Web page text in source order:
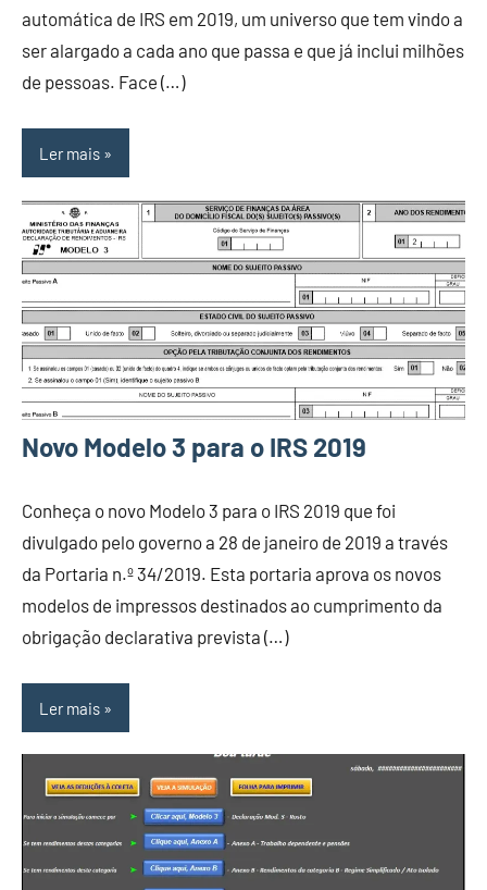
automática de IRS em 2019, um universo que tem vindo a
ser alargado a cada ano que passa e que já inclui milhões
de pessoas. Face (…)
Ler mais
Novo Modelo 3 para o IRS 2019
Conheça o novo Modelo 3 para o IRS 2019 que foi
divulgado pelo governo a 28 de janeiro de 2019 a través
da Portaria n.º 34/2019. Esta portaria aprova os novos
modelos de impressos destinados ao cumprimento da
obrigação declarativa prevista (…)
Ler mais